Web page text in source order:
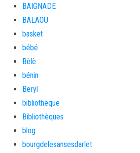
BAIGNADE
BALAOU
basket
bébé
Bèlè
bénin
Beryl
bibliotheque
Bibliothèques
blog
bourgdelesansesdarlet